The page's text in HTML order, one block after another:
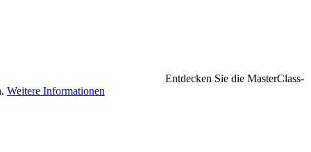
Entdecken Sie die MasterClass-
Weitere Informationen